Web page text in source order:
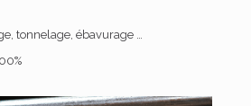
tonnelage, ébavurage …